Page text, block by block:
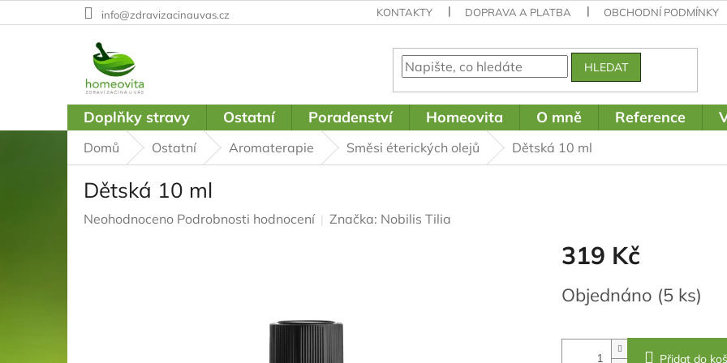
na
info@zdravizacinauvas.cz KONTAKTY DOPRAVA A PLATBA OBCHODNÍ PODMÍNKY
HLEDAT
Doplňky stravy Ostatní Poradenství Homeovita O mně Reference
Domů Ostatní Aromaterapie Směsi éterických olejů Dětská 10 ml
Dětská 10 ml
Průměrné
Neohodnoceno Podrobnosti hodnocení Značka: Nobilis Tilia
319 Kč
Měrná
cena:
Objednáno (5 ks)
Přidat do